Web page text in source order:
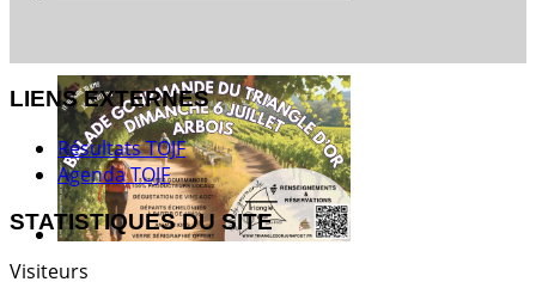
LIENS EXTERNES
Résultats TOJF
Agenda TOJF
STATISTIQUES DU SITE
Visiteurs